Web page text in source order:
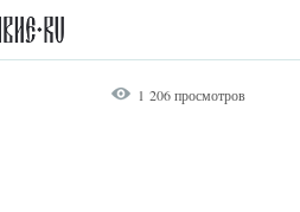
1 206 просмотров